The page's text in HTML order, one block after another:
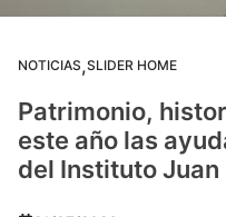
NOTICIAS,SLIDER HOME
Patrimonio,
este año las
del Instituto